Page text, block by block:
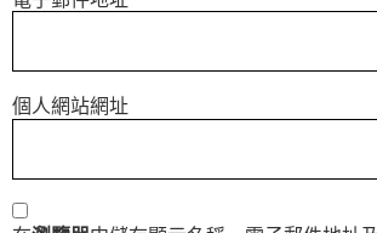
個人網站網址